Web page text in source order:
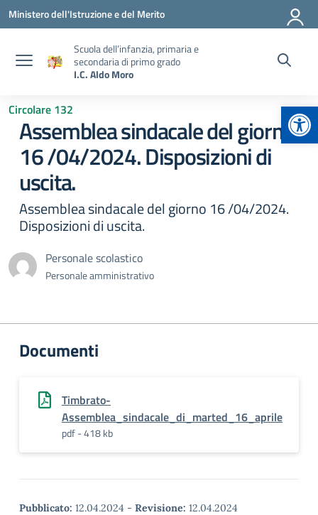
Vai ai contenuti
Vai al menu di navigazione
Vai al footer
Ministero dell'Istruzione e del Merito
Scuola dell’infanzia, primaria e
secondaria di primo grado
I.C. Aldo Moro
Circolare 132
Assemblea sindacale del giorno
16 /04/2024. Disposizioni di
uscita.
Assemblea sindacale del giorno 16 /04/2024.
Disposizioni di uscita.
Personale scolastico
Personale amministrativo
Documenti
Timbrato-
Assemblea_sindacale_di_marted_16_aprile
pdf - 418 kb
Pubblicato: 12.04.2024 - Revisione: 12.04.2024